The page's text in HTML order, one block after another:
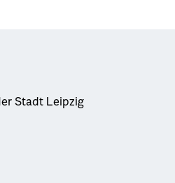
Stadt Leipzig